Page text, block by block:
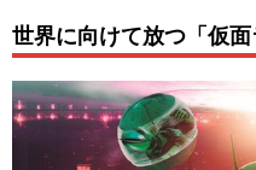
世界に向けて放つ「仮面